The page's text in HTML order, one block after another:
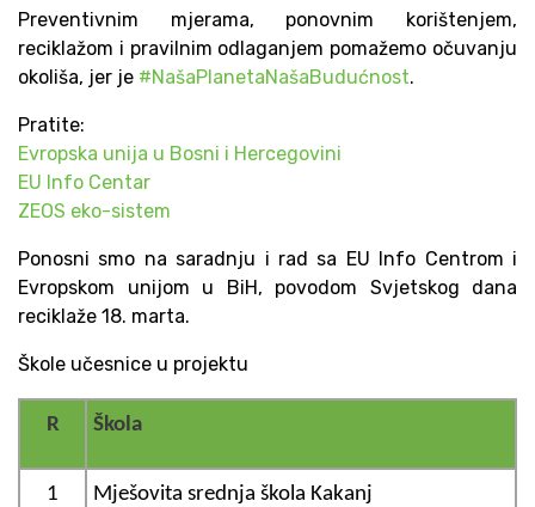
Preventivnim mjerama, ponovnim korištenjem,
reciklažom i pravilnim odlaganjem pomažemo očuvanju
okoliša, jer je #NašaPlanetaNašaBudućnost.
Pratite:
Evropska unija u Bosni i Hercegovini
EU Info Centar
ZEOS eko-sistem
Ponosni smo na saradnju i rad sa EU Info Centrom i
Evropskom unijom u BiH, povodom Svjetskog dana
reciklaže 18. marta.
Škole učesnice u projektu
R Škola
1 Mješovita srednja škola Kakanj